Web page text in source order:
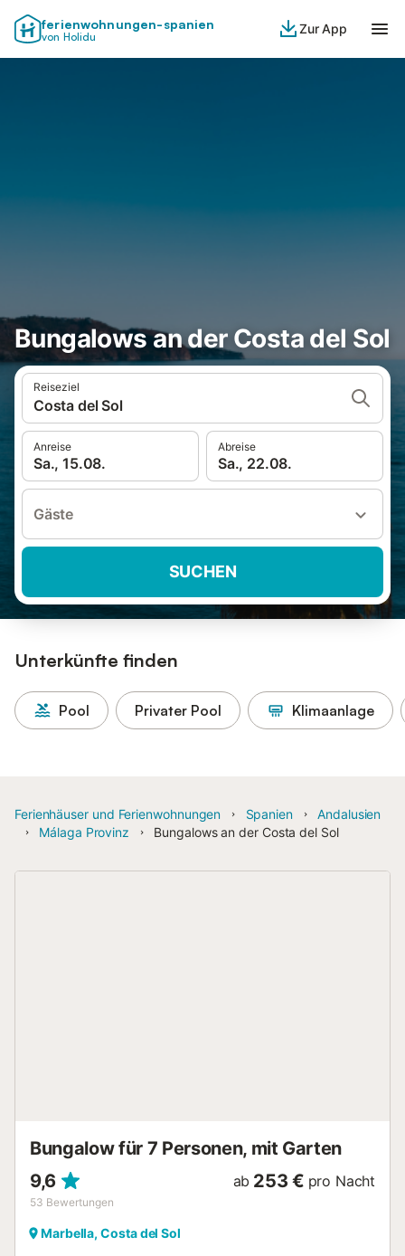
ferienwohnungen-spanien
von Holidu
Zur App
Bungalows an der Costa del Sol
Reiseziel
Costa del Sol
Anreise
Sa., 15.08.
Abreise
Sa., 22.08.
Gäste
SUCHEN
Unterkünfte finden
Pool Privater Pool Klimaanlage
Ferienhäuser und Ferienwohnungen Spanien
Andalusien
Málaga Provinz
Bungalows an der Costa del Sol
Bungalow für 7 Personen, mit Garten
9,6
53 Bewertungen
ab 253 € pro Nacht
Marbella, Costa del Sol